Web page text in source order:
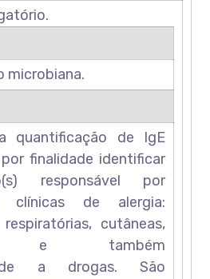
microbiana.
quantificação de IgE
finalidade identificar
responsável por
clínicas de alergia:
cutâneas,
e também
a drogas. São